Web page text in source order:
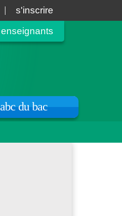
s'inscrire
abc du bac